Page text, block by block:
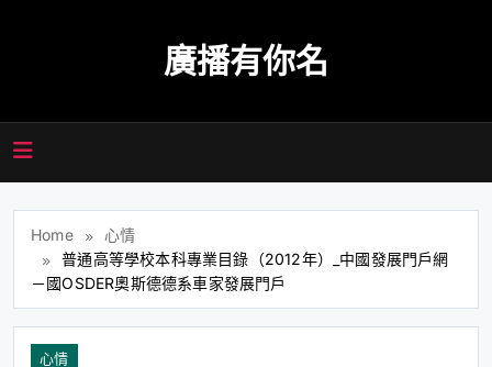
廣播有你名
Home
心情
普通高等學校本科專業目錄（2012年）_中國發展門戶網
－國OSDER奧斯德德系車家發展門戶
心情